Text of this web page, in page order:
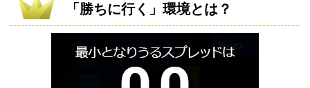
「勝ちに行く」環境とは？